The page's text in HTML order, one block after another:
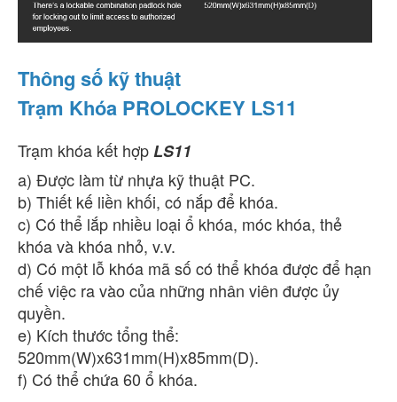
Thông số kỹ thuật
Trạm Khóa PROLOCKEY LS11
Trạm khóa kết hợpLS11
a) Được làm từ nhựa kỹ thuật PC.
b) Thiết kế liền khối, có nắp để khóa.
c) Có thể lắp nhiều loại ổ khóa, móc khóa, thẻ
khóa và khóa nhỏ, v.v.
d) Có một lỗ khóa mã số có thể khóa được để hạn
chế việc ra vào của những nhân viên được ủy
quyền.
e) Kích thước tổng thể:
520mm(W)x631mm(H)x85mm(D).
f) Có thể chứa 60 ổ khóa.